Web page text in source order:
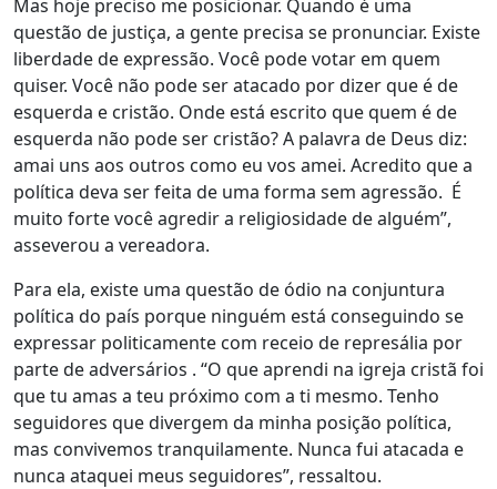
Mas hoje preciso me posicionar. Quando é uma
questão de justiça, a gente precisa se pronunciar. Existe
liberdade de expressão. Você pode votar em quem
quiser. Você não pode ser atacado por dizer que é de
esquerda e cristão. Onde está escrito que quem é de
esquerda não pode ser cristão? A palavra de Deus diz:
amai uns aos outros como eu vos amei. Acredito que a
política deva ser feita de uma forma sem agressão. É
muito forte você agredir a religiosidade de alguém”,
asseverou a vereadora.
Para ela, existe uma questão de ódio na conjuntura
política do país porque ninguém está conseguindo se
expressar politicamente com receio de represália por
parte de adversários . “O que aprendi na igreja cristã foi
que tu amas a teu próximo com a ti mesmo. Tenho
seguidores que divergem da minha posição política,
mas convivemos tranquilamente. Nunca fui atacada e
nunca ataquei meus seguidores”, ressaltou.